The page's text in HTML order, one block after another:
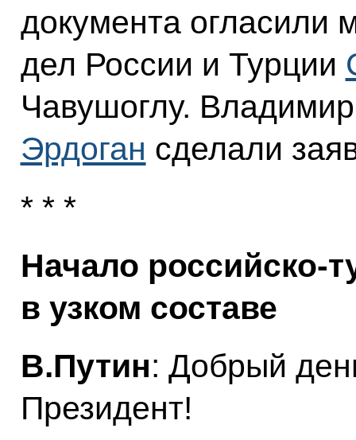
документа огласили
дел России и Турции
Чавушоглу.
Эрдоган сделали
* * *
Начало российско-
в узком составе
В.Путин: Добрый
Президент!